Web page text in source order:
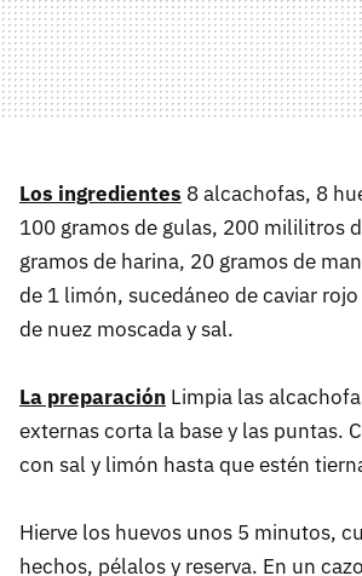
Los ingredientes 8 alcachofas, 8
100 gramos de gulas, 200 mililitros
gramos de harina, 20 gramos de
de 1 limón, sucedáneo de caviar
de nuez moscada y sal.
La preparación Limpia las
externas corta la base y las puntas.
con sal y limón hasta que estén
Hierve los huevos unos 5 minutos,
hechos, pélalos y reserva. En un